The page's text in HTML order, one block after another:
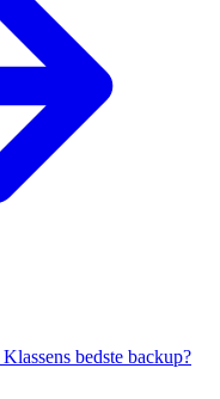
Klassens bedste backup?